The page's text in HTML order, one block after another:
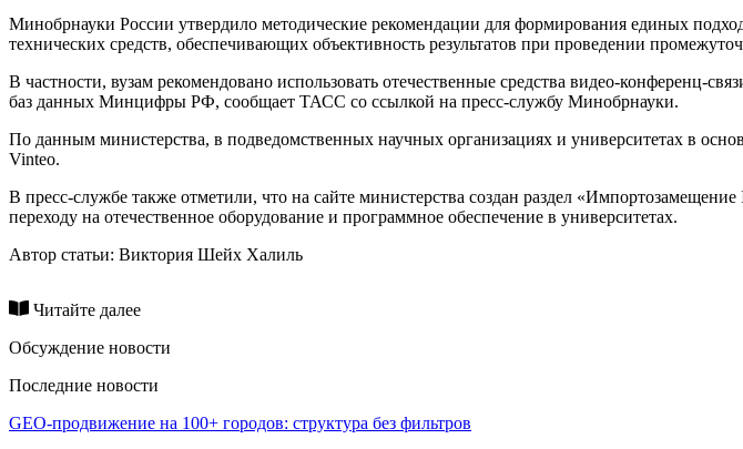
Минобрнауки России утвердило методические рекомендации для формирования единых
технических средств, обеспечивающих объективность результатов при проведении
В частности, вузам рекомендовано использовать отечественные средства видео-
баз данных Минцифры РФ, сообщает ТАСС со ссылкой на пресс-службу Минобрнауки.
По данным министерства, в подведомственных научных организациях и университетах в
Vinteo.
В пресс-службе также отметили, что на сайте министерства создан раздел
переходу на отечественное оборудование и программное обеспечение в университетах.
Автор статьи: Виктория Шейх Халиль
Читайте далее
Обсуждение новости
Последние новости
GEO-продвижение на 100+ городов: структура без фильтров